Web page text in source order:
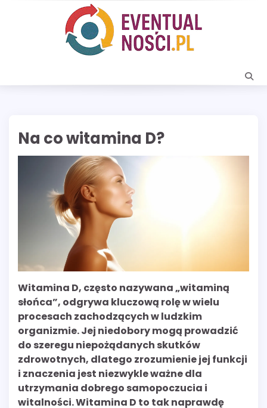
Na co witamina D?
Witamina D, często nazywana „witaminą
słońca”, odgrywa kluczową rolę w wielu
procesach zachodzących w ludzkim
organizmie. Jej niedobory mogą prowadzić
do szeregu niepożądanych skutków
zdrowotnych, dlatego zrozumienie jej funkcji
i znaczenia jest niezwykle ważne dla
utrzymania dobrego samopoczucia i
witalności. Witamina D to tak naprawdę